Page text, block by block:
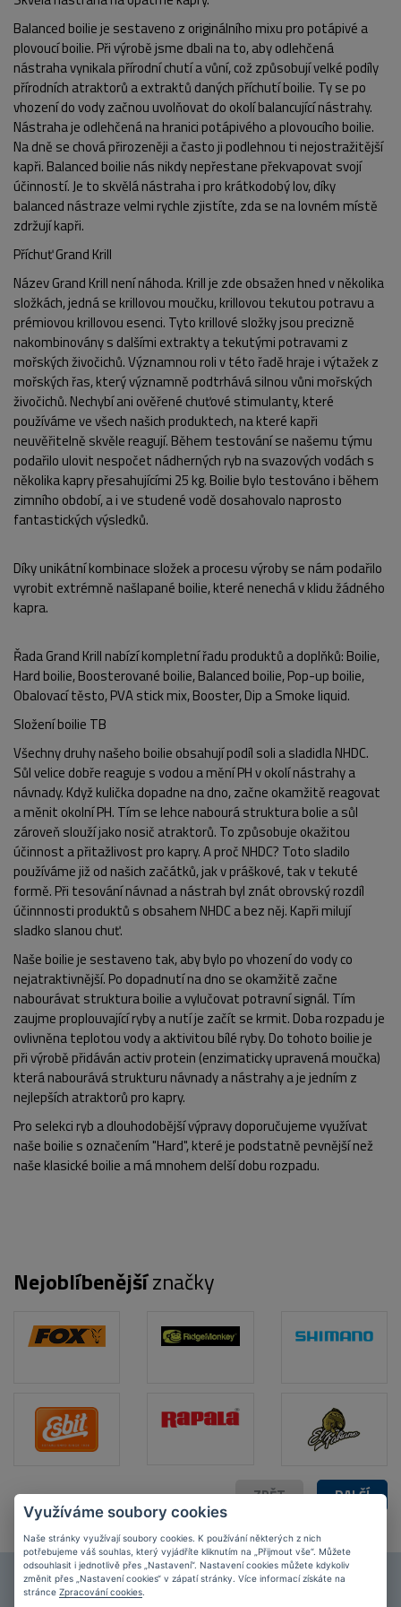
POPIS PRODUKTU FOTO (6)
Balanced boilie je sestaveno z originálního mixu pro potápivé a
plovoucí boilie. Při výrobě jsme dbali na to, aby odlehčená
nástraha vynikala přírodní chutí a vůní, což způsobují velké podíly
přírodních atraktorů a extraktů daných příchutí boilie. Ty se po
vhození do vody začnou uvolňovat do okolí balancující nástrahy.
Nástraha je odlehčená na hranici potápivého a plovoucího boilie.
Na dně se chová přirozeněji a často ji podlehnou ti nejostražitější
kapři. Balanced boilie nás nikdy nepřestane překvapovat svojí
účinností. Je to skvělá nástraha i pro krátkodobý lov, díky
balanced nástraze velmi rychle zjistíte, zda se na lovném místě
zdržují kapři.
Příchuť Grand Krill
Název Grand Krill není náhoda. Krill je zde obsažen hned v několika
složkách, jedná se krillovou moučku, krillovou tekutou potravu a
prémiovou krillovou esenci. Tyto krillové složky jsou precizně
nakombinovány s dalšími extrakty a tekutými potravami z
mořských živočichů. Významnou roli v této řadě hraje i výtažek z
mořských řas, který významně podtrhává silnou vůni mořských
živočichů. Nechybí ani ověřené chuťové stimulanty, které
používáme ve všech našich produktech, na které kapři
neuvěřitelně skvěle reagují. Během testování se našemu týmu
podařilo ulovit nespočet nádherných ryb na svazových vodách s
několika kapry přesahujícími 25 kg. Boilie bylo testováno i během
zimního období, a i ve studené vodě dosahovalo naprosto
fantastických výsledků.
Díky unikátní kombinace složek a procesu výroby se nám podařilo
vyrobit extrémně našlapané boilie, které nenechá v klidu žádného
kapra.
Řada Grand Krill nabízí kompletní řadu produktů a doplňků: Boilie,
Hard boilie, Boosterované boilie, Balanced boilie, Pop-up boilie,
Obalovací těsto, PVA stick mix, Booster, Dip a Smoke liquid.
Složení boilie TB
Všechny druhy našeho boilie obsahují podíl soli a sladidla NHDC.
Sůl velice dobře reaguje s vodou a mění PH v okolí nástrahy a
návnady. Když kulička dopadne na dno, začne okamžitě reagovat
a měnit okolní PH. Tím se lehce nabourá struktura bolie a sůl
zároveň slouží jako nosič atraktorů. To způsobuje okažitou
účinnost a přitažlivost pro kapry. A proč NHDC? Toto sladilo
používáme již od našich začátků, jak v práškové, tak v tekuté
formě. Při tesování návnad a nástrah byl znát obrovský rozdíl
účinnnosti produktů s obsahem NHDC a bez něj. Kapři milují
sladko slanou chuť.
Naše boilie je sestaveno tak, aby bylo po vhození do vody co
nejatraktivnější. Po dopadnutí na dno se okamžitě začne
nabourávat struktura boilie a vylučovat potravní signál. Tím
zaujme proplouvající ryby a nutí je začít se krmit. Doba rozpadu je
ovlivněna teplotou vody a aktivitou bílé ryby. Do tohoto boilie je
při výrobě přidáván activ protein (enzimaticky upravená moučka)
která nabourává strukturu návnady a nástrahy a je jedním z
nejlepších atraktorů pro kapry.
Pro selekci ryb a dlouhodobější výpravy doporučujeme využívat
naše boilie s označením "Hard", které je podstatně pevnější než
naše klasické boilie a má mnohem delší dobu rozpadu.
Nejoblíbenějšíznačky
DALŠÍ
ZPĚT
Připojte se k našim fanouškům
Využíváme soubory cookies
Naše stránky využívají soubory cookies. K používání některých z nich
potřebujeme váš souhlas, který vyjádříte kliknutím na „Přijmout vše“. Můžete
odsouhlasit i jednotlivě přes „Nastavení“. Nastavení cookies můžete kdykoliv
změnit přes „Nastavení cookies“ v zápatí stránky. Více informací získáte na
stránce Zpracování cookies